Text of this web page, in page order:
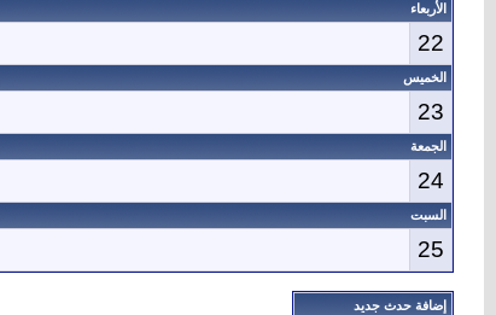
الأربعاء
22
الخميس
23
الجمعة
24
السبت
25
إضافة حدث جديد